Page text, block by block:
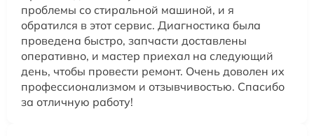
проблемы со стиральной машиной, и я
обратился в этот сервис. Диагностика была
проведена быстро, запчасти доставлены
оперативно, и мастер приехал на следующий
день, чтобы провести ремонт. Очень доволен их
профессионализмом и отзывчивостью. Спасибо
за отличную работу!